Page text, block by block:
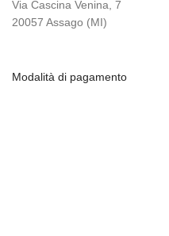
Via Cascina Venina, 7
20057 Assago (MI)
Modalità di pagamento